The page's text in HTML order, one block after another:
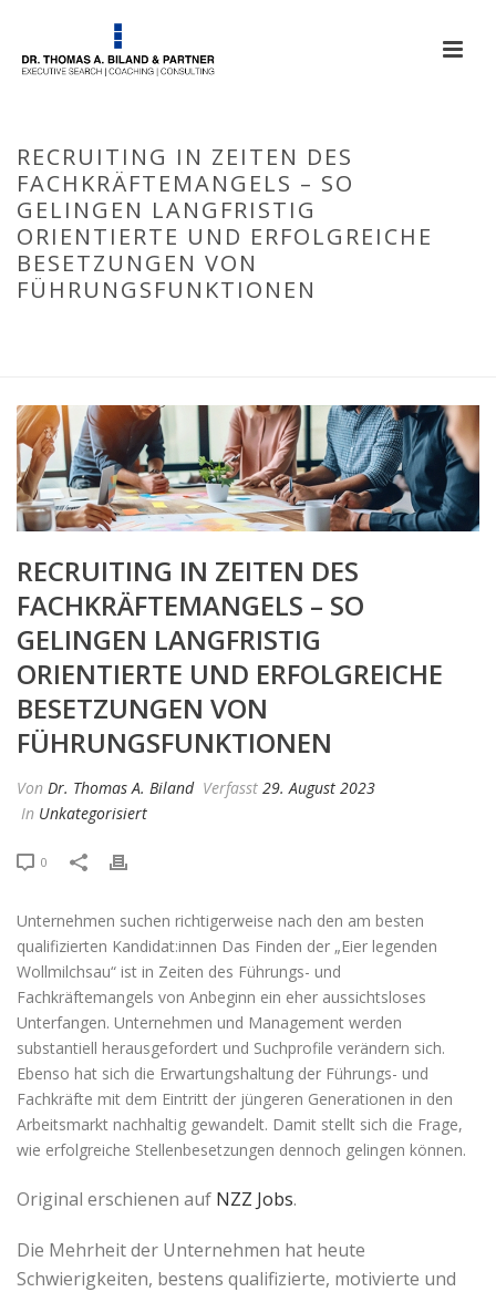
RECRUITING IN ZEITEN DES
FACHKRÄFTEMANGELS – SO
GELINGEN LANGFRISTIG
ORIENTIERTE UND ERFOLGREICHE
BESETZUNGEN VON
FÜHRUNGSFUNKTIONEN
RECRUITING IN ZEITEN DES
FACHKRÄFTEMANGELS – SO
GELINGEN LANGFRISTIG
ORIENTIERTE UND ERFOLGREICHE
BESETZUNGEN VON
FÜHRUNGSFUNKTIONEN
Von Dr. Thomas A. Biland Verfasst 29. August 2023
In Unkategorisiert
0
Unternehmen suchen richtigerweise nach den am besten
qualifizierten Kandidat:innen Das Finden der „Eier legenden
Wollmilchsau“ ist in Zeiten des Führungs- und
Fachkräftemangels von Anbeginn ein eher aussichtsloses
Unterfangen. Unternehmen und Management werden
substantiell herausgefordert und Suchprofile verändern sich.
Ebenso hat sich die Erwartungshaltung der Führungs- und
Fachkräfte mit dem Eintritt der jüngeren Generationen in den
Arbeitsmarkt nachhaltig gewandelt. Damit stellt sich die Frage,
wie erfolgreiche Stellenbesetzungen dennoch gelingen können.
Original erschienen auf NZZ Jobs.
Die Mehrheit der Unternehmen hat heute
Schwierigkeiten, bestens qualifizierte, motivierte und